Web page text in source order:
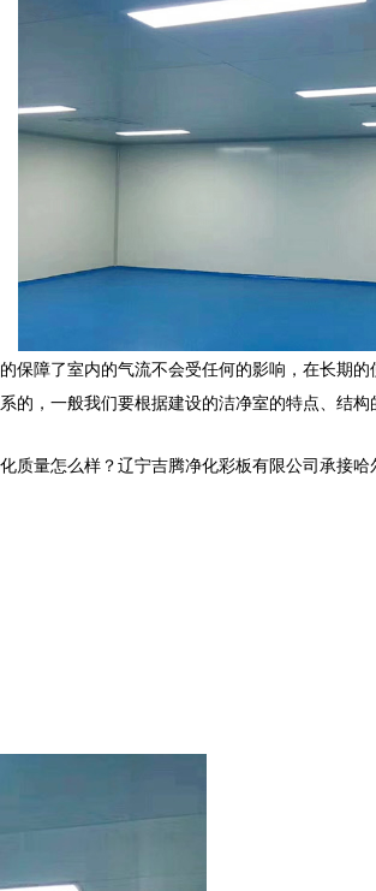
障了室内的气流不会受任何的影响，在长期的
的，一般我们要根据建设的洁净室的特点、结
质量怎么样？辽宁吉腾净化彩板有限公司承接